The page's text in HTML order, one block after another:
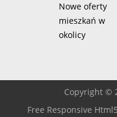
Nowe oferty
mieszkań w
okolicy
Copyright ©
Free Responsive